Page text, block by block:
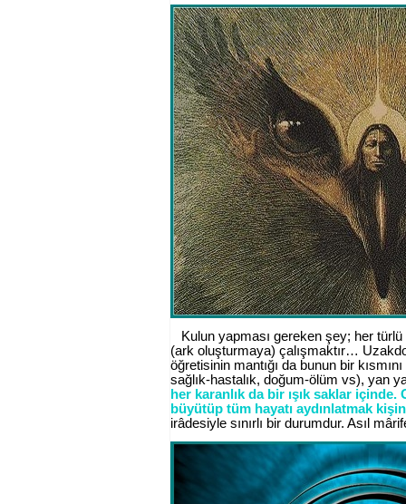
Kulun yapması gereken şey; her
(ark oluşturmaya) çalışmaktır…
öğretisinin mantığı da bunun bir
sağlık-hastalık, doğum-ölüm vs), yan
her karanlık da bir ışık saklar
büyütüp tüm hayatı aydınlatmak
irâdesiyle sınırlı bir durumdur. Asıl